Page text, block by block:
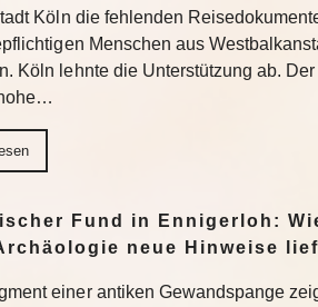
Köln die fehlenden
Menschen aus
Köln lehnte die Unterstützung ab. Der
Fund in Ennigerloh:
neue Hinweise
einer antiken Gewandspange